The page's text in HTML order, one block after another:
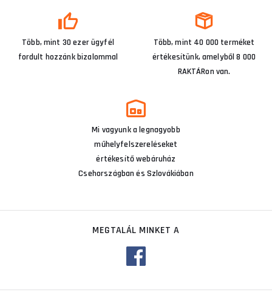
Több, mint 30 ezer ügyfél
fordult hozzánk bizalommal
Több, mint 40 000 terméket
értékesítünk, amelyből 8 000
RAKTÁRon van.
Mi vagyunk a legnagyobb
műhelyfelszereléseket
értékesítő webáruház
Csehországban és Szlovákiában
MEGTALÁL MINKET A